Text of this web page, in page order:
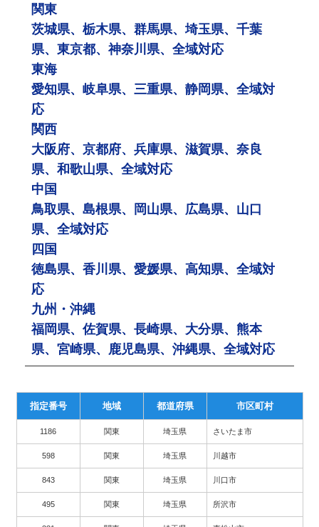
関東
茨城県、栃木県、群馬県、埼玉県、千葉
県、東京都、神奈川県、全域対応
東海
愛知県、岐阜県、三重県、静岡県、全域対
応
関西
大阪府、京都府、兵庫県、滋賀県、奈良
県、和歌山県、全域対応
中国
鳥取県、島根県、岡山県、広島県、山口
県、全域対応
四国
徳島県、香川県、愛媛県、高知県、全域対
応
九州・沖縄
福岡県、佐賀県、長崎県、大分県、熊本
県、宮崎県、鹿児島県、沖縄県、全域対応
指定番号 地域 都道府県 市区町村
1186 関東 埼玉県 さいたま市
598 関東 埼玉県 川越市
843 関東 埼玉県 川口市
495 関東 埼玉県 所沢市